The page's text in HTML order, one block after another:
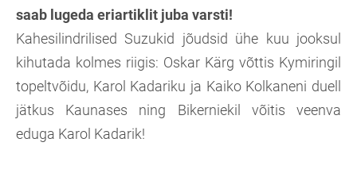
saab lugeda eriartiklit juba varsti!
Kahesilindrilised Suzukid jõudsid ühe kuu jooksul
kihutada kolmes riigis: Oskar Kärg võttis Kymiringil
topeltvõidu, Karol Kadariku ja Kaiko Kolkaneni duell
jätkus Kaunases ning Bikerniekil võitis veenva
eduga Karol Kadarik!